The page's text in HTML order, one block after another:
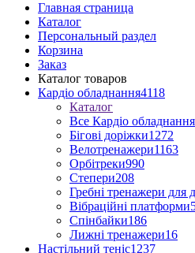
Главная страница
Каталог
Персональный раздел
Корзина
Заказ
Каталог товаров
Кардіо обладнання4118
Каталог
Все Кардіо обладнання
Бігові доріжки1272
Велотренажери1163
Орбітреки990
Степери208
Гребні тренажери для
Вібраційні платформи
Спінбайки186
Лижні тренажери16
Настільний теніс1237